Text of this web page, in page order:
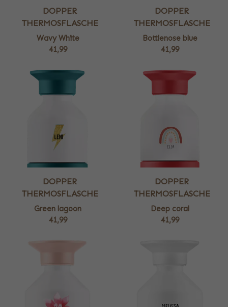
DOPPER
THERMOSFLASCHE
Wavy White
41,99
DOPPER
THERMOSFLASCHE
Bottlenose blue
41,99
DOPPER
THERMOSFLASCHE
Green lagoon
41,99
DOPPER
THERMOSFLASCHE
Deep coral
41,99